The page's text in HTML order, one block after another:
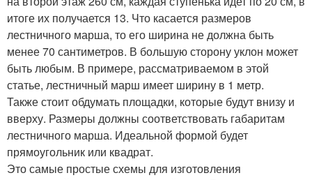
итоге их получается 13. Что касается размеров
лестничного марша, то его ширина не должна быть
менее 70 сантиметров. В большую сторону уклон может
быть любым. В примере, рассматриваемом в этой
статье, лестничный марш имеет ширину в 1 метр.
Также стоит обдумать площадки, которые будут внизу и
вверху. Размеры должны соответствовать габаритам
лестничного марша. Идеальной формой будет
прямоугольник или квадрат.
Это самые простые схемы для изготовления